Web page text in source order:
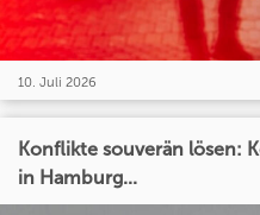
10. Juli 2026
Konflikte souverän lösen:
in Hamburg...